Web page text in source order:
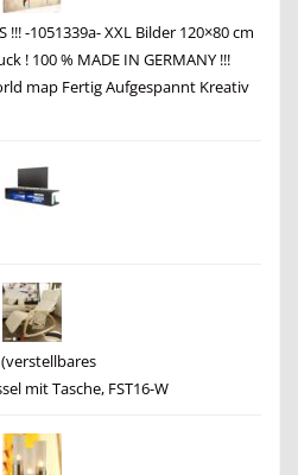
!!! -1051339a- XXL Bilder 120×80 cm
! 100 % MADE IN GERMANY !!!
map Fertig Aufgespannt Kreativ
mit Tasche, FST16-W